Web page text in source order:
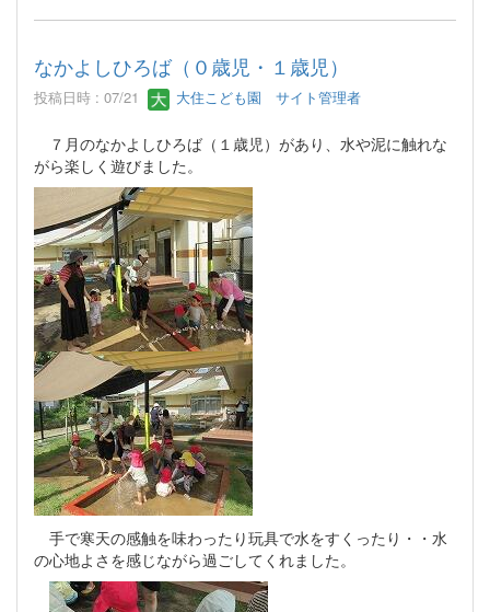
なかよしひろば（０歳児・１歳児）
投稿日時 : 07/21 大住こども園 サイト管理者
７月のなかよしひろば（１歳児）があり、水や泥に触れな
がら楽しく遊びました。
手で寒天の感触を味わったり玩具で水をすくったり・・水
の心地よさを感じながら過ごしてくれました。